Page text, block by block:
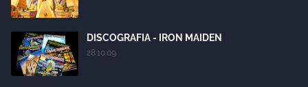
DISCOGRAFIA - IRON MAIDEN
28.10.09